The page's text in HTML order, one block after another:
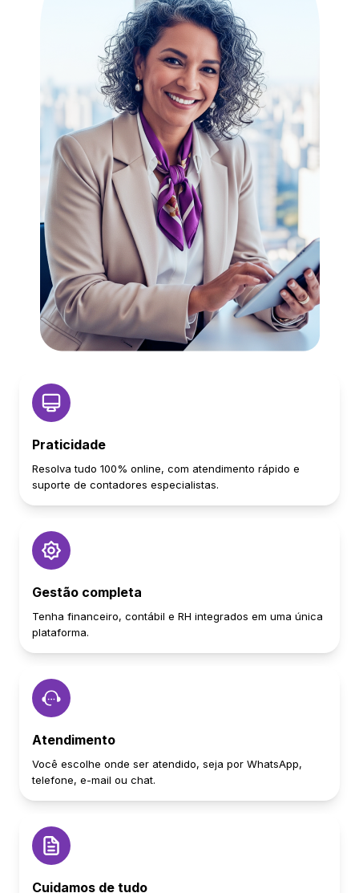
Praticidade
Resolva tudo 100% online, com atendimento rápido e
suporte de contadores especialistas.
Gestão completa
Tenha financeiro, contábil e RH integrados em uma única
plataforma.
Atendimento
Você escolhe onde ser atendido, seja por WhatsApp,
telefone, e-mail ou chat.
Cuidamos de tudo